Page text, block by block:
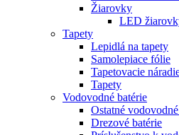
Žiarovky
LED
Tapety
Lepidlá na tapety
Samolepiace fólie
Tapetovacie
Tapety
Vodovodné batérie
Ostatné
Drezové batérie